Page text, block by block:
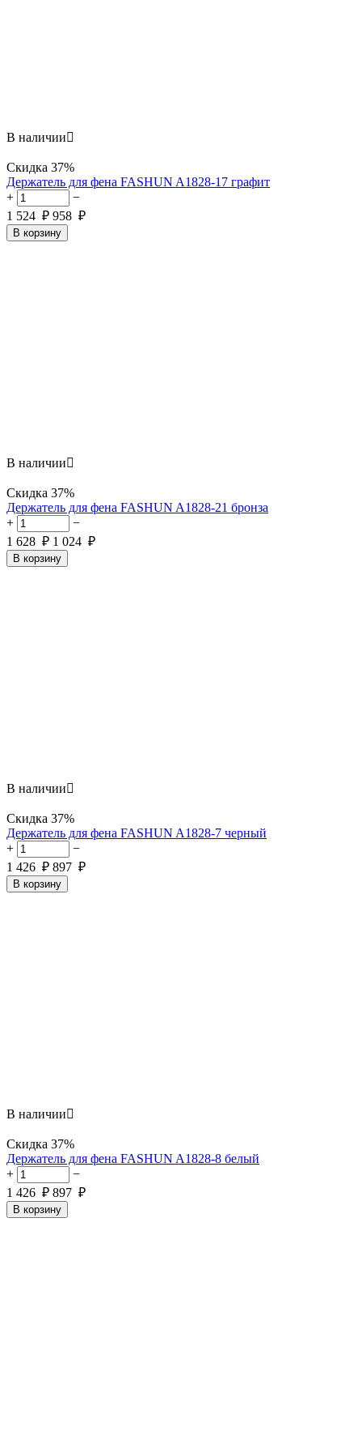
В наличии
Скидка 37%
Держатель для фена FASHUN A1828-17 графит
+
−
1 524 ₽ 958 ₽
В корзину
В наличии
Скидка 37%
Держатель для фена FASHUN A1828-21 бронза
+
−
1 628 ₽ 1 024 ₽
В корзину
В наличии
Скидка 37%
Держатель для фена FASHUN A1828-7 черный
+
−
1 426 ₽ 897 ₽
В корзину
В наличии
Скидка 37%
Держатель для фена FASHUN A1828-8 белый
+
−
1 426 ₽ 897 ₽
В корзину